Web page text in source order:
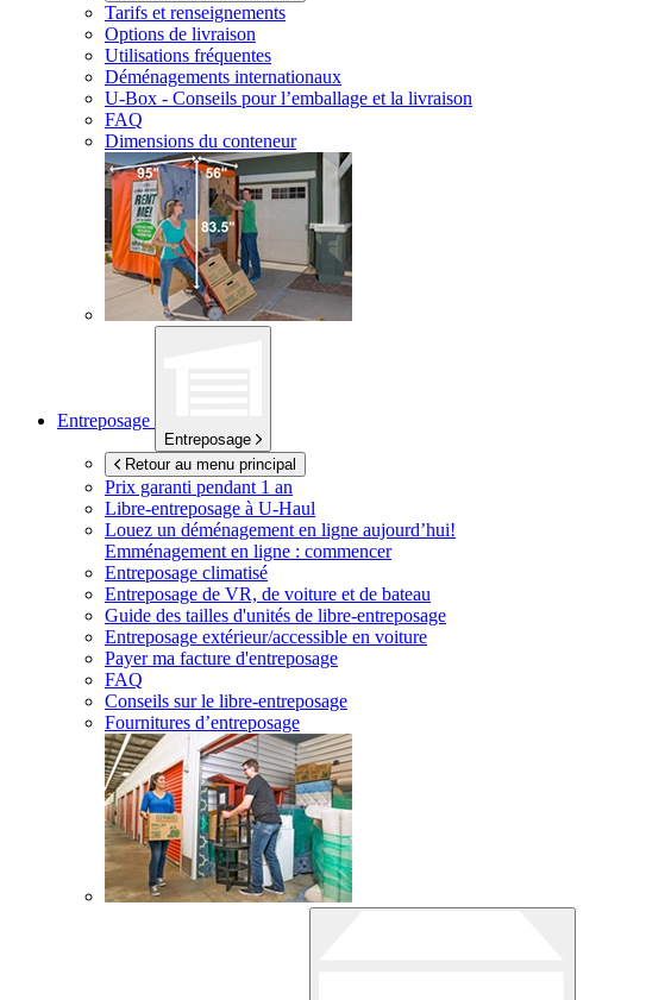
Tarifs et renseignements
Options de livraison
Utilisations fréquentes
Déménagements internationaux
U-Box - Conseils pour l’emballage et la livraison
FAQ
Dimensions du conteneur
Entreposage
Entreposage
Retour au menu principal
Prix garanti pendant 1 an
Libre-entreposage à U-Haul
Louez un déménagement en ligne aujourd’hui!
Emménagement en ligne : commencer
Entreposage climatisé
Entreposage de VR, de voiture et de bateau
Guide des tailles d'unités de libre-entreposage
Entreposage extérieur/accessible en voiture
Payer ma facture d'entreposage
FAQ
Conseils sur le libre-entreposage
Fournitures d’entreposage